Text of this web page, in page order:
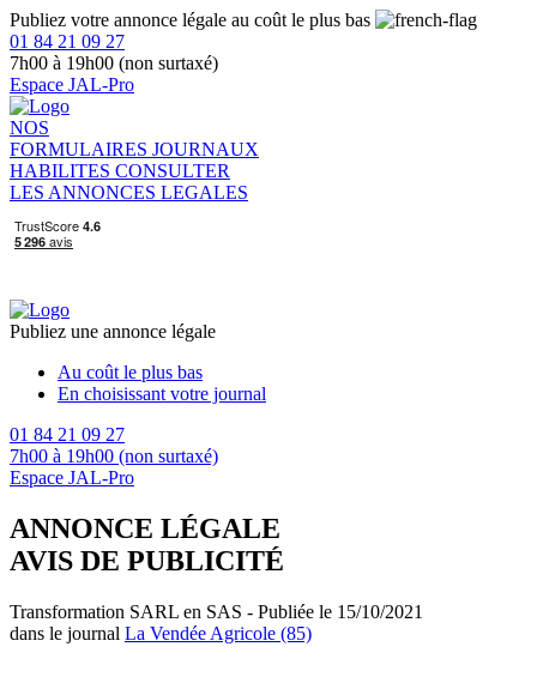
Publiez votre annonce légale au coût le plus bas
01 84 21 09 27
7h00 à 19h00 (non surtaxé)
Espace JAL-Pro
NOS
FORMULAIRES JOURNAUX
HABILITES CONSULTER
LES ANNONCES LEGALES
Publiez une annonce légale
Au coût le plus bas
En choisissant votre journal
01 84 21 09 27
7h00 à 19h00 (non surtaxé)
Espace JAL-Pro
ANNONCE LÉGALE
AVIS DE PUBLICITÉ
Transformation SARL en SAS - Publiée le 15/10/2021
dans le journal La Vendée Agricole (85)